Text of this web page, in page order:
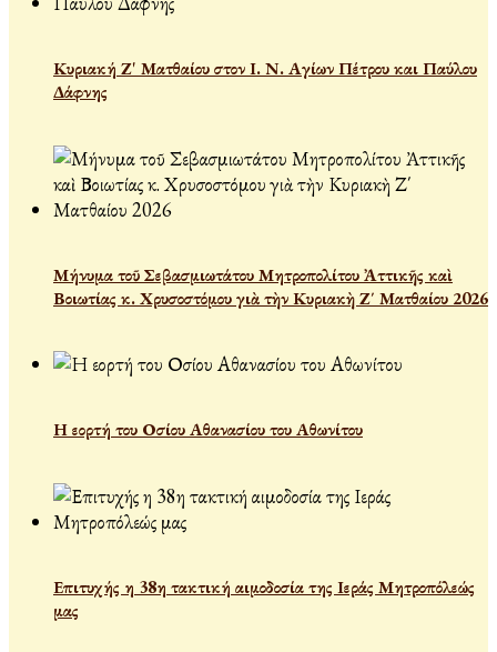
Κυριακή Ζ' Ματθαίου στον Ι. Ν. Αγίων Πέτρου και Παύλου
Δάφνης
Μήνυμα τοῦ Σεβασμιωτάτου Μητροπολίτου Ἀττικῆς καὶ
Βοιωτίας κ. Χρυσοστόμου γιὰ τὴν Κυριακὴ Ζ΄ Ματθαίου 2026
Η εορτή του Οσίου Αθανασίου του Αθωνίτου
Επιτυχής η 38η τακτική αιμοδοσία της Ιεράς Μητροπόλεώς
μας